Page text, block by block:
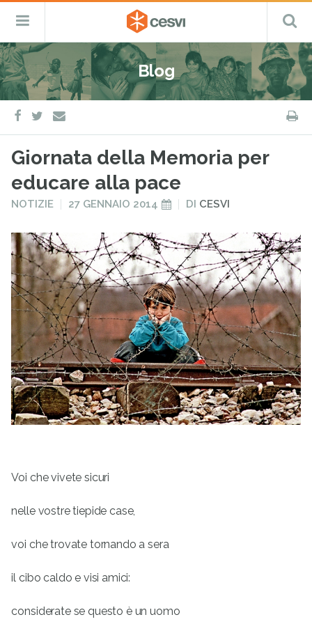
Salta
al
contenuto
CESVI
Fondazione
–
ETS
Cooperazione,
Emergenza
e
Sviluppo
Menu
Blog
facebook
twitter
e-
mail
Giornata della Memoria per
educare alla pace
PUBBLICATO
NOTIZIE
PUBBLICATO
27 GENNAIO 2014 DI CESVI
Voi che vivete sicuri
nelle vostre tiepide case,
voi che trovate tornando a sera
il cibo caldo e visi amici:
considerate se questo è un uomo